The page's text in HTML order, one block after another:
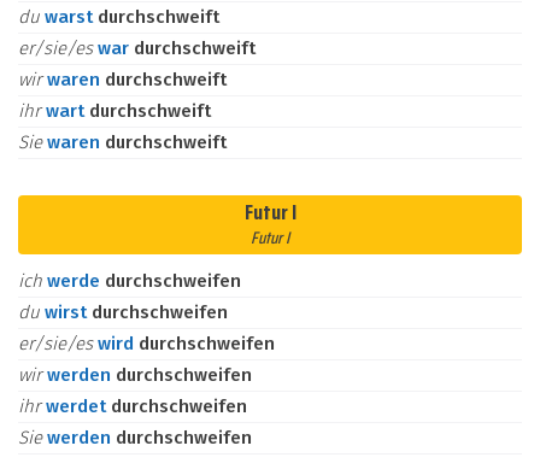
du warst durchschweift
er/sie/eswar durchschweift
wirwaren durchschweift
ihrwart durchschweift
Siewaren durchschweift
Futur I
Futur I
ich werde durchschweifen
du wirst durchschweifen
er/sie/eswird durchschweifen
wirwerden durchschweifen
ihrwerdet durchschweifen
Siewerden durchschweifen